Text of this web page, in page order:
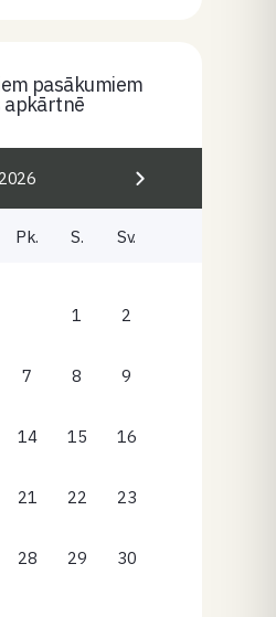
pasākumiem
apkārtnē
2026
Pk. S. Sv.
1 2
7 8 9
14 15 16
21 22 23
28 29 30